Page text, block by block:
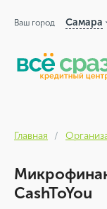
Ваш город Самара
Главная
CashToYou